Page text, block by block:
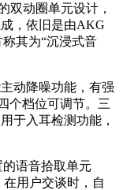
双动圈单元设计，
，依旧是由AKG
其为“沉浸式音
动降噪功能，有强
个档位可调节。三
于入耳检测功能，
语音拾取单元
在用户交谈时，自